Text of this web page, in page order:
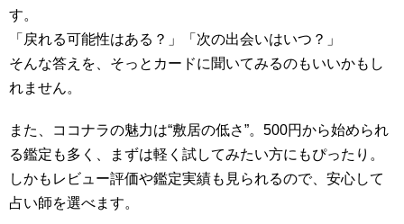
す。
「戻れる可能性はある？」「次の出会いはいつ？」
そんな答えを、そっとカードに聞いてみるのもいいかもし
れません。
また、ココナラの魅力は“敷居の低さ”。500円から始められ
る鑑定も多く、まずは軽く試してみたい方にもぴったり。
しかもレビュー評価や鑑定実績も見られるので、安心して
占い師を選べます。